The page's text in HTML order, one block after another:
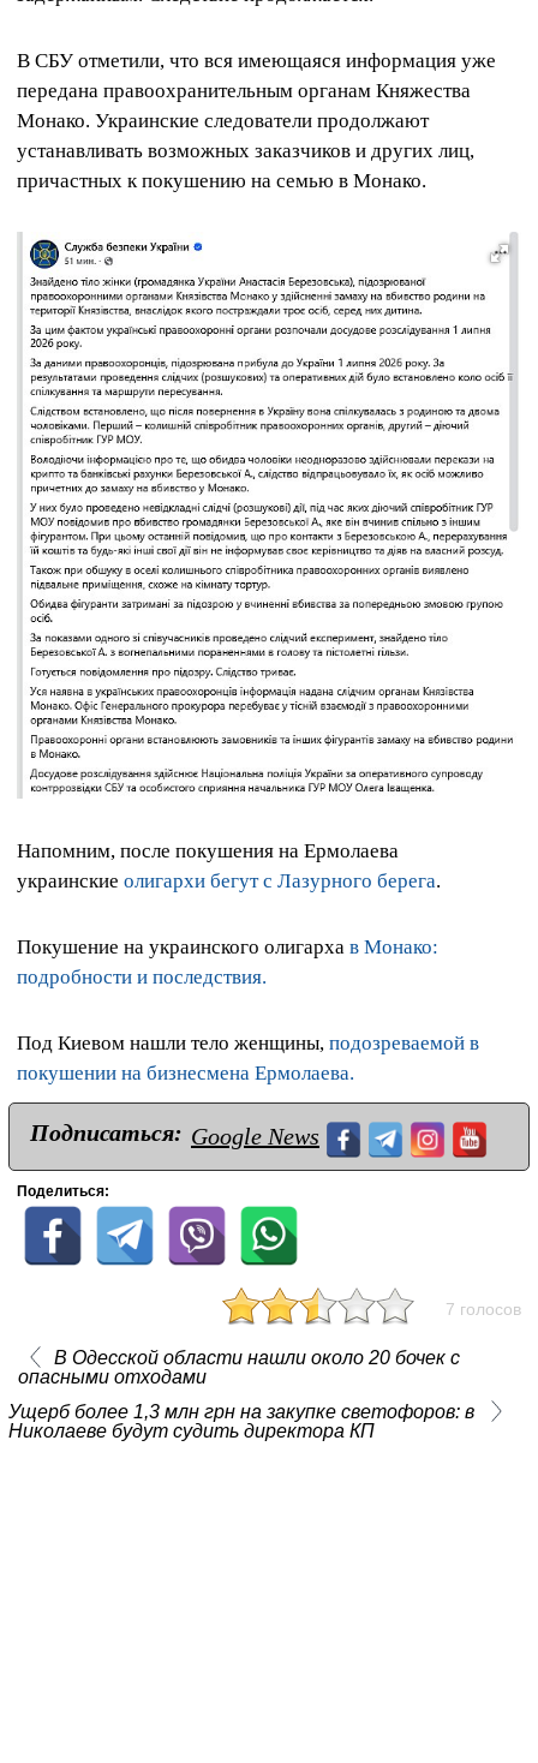
В СБУ отметили, что вся имеющаяся информация уже
передана правоохранительным органам Княжества
Монако. Украинские следователи продолжают
устанавливать возможных заказчиков и других лиц,
причастных к покушению на семью в Монако.
Напомним, после покушения на Ермолаева
украинские олигархи бегут с Лазурного берега.
Покушение на украинского олигарха в Монако:
подробности и последствия.
Под Киевом нашли тело женщины, подозреваемой в
покушении на бизнесмена Ермолаева.
Подписаться: Google News
Поделиться:
7 голосов
В Одесской области нашли около 20 бочек с
опасными отходами
Ущерб более 1,3 млн грн на закупке светофоров: в
Николаеве будут судить директора КП